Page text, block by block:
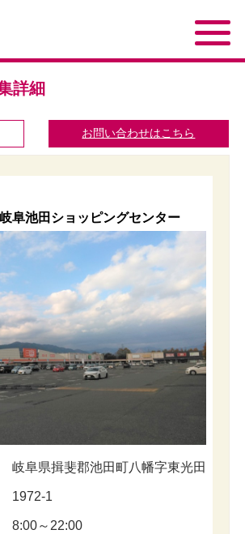
詳細
お問い合わせはこちら
阜池田ショッピングセンター
岐阜県揖斐郡池田町八幡字東光田
1972-1
8:00～22:00